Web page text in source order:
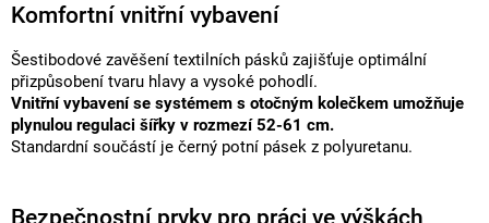
Komfortní vnitřní vybavení
Šestibodové zavěšení textilních pásků zajišťuje optimální
přizpůsobení tvaru hlavy a vysoké pohodlí.
Vnitřní vybavení se systémem s otočným kolečkem umožňuje
plynulou regulaci šířky v rozmezí 52-61 cm.
Standardní součástí je černý potní pásek z polyuretanu.
Bezpečnostní prvky pro práci ve výškách